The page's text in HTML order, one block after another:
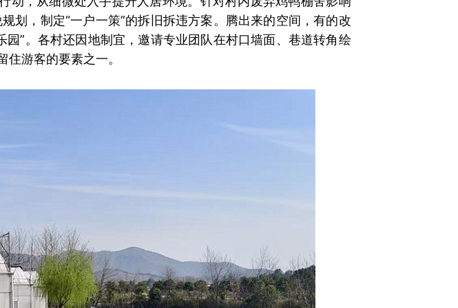
划，制定“一户一策”的拆旧拆违方案。腾出来的空间，有的改
”。各村还因地制宜，邀请专业团队在村口墙面、巷道转角绘
游客的要素之一。